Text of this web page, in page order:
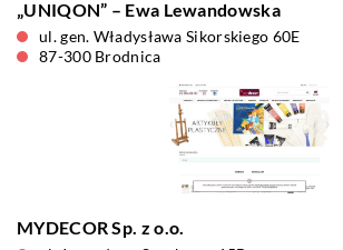
„UNIQON” – Ewa Lewandowska
ul. gen. Władysława Sikorskiego 60E
87-300 Brodnica
MYDECOR Sp. z o.o.